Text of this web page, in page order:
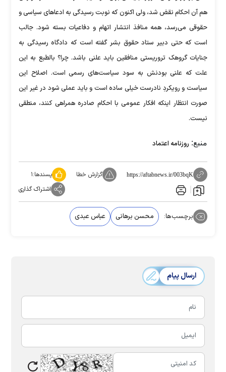
هم آن احکام نقض شد، ولی اکنون که نوبت رسیدگی به ادعا‌های سیاسی و
حقوقی می‌رسد، همه منافذ انتشار اتهام و دفاعیات بسته شود. جالب
است که حتی دبیر ستاد حقوق بشر گفته است که دادگاه رسیدگی به
جنایات گروهک تروریستی منافقین باید علنی باشد. چرا؟ بالطبع به این
علت که علنی بودنش به سود سیاست‌های رسمی است. اصلاح این
سیاست و رویکردِ نادرست خیلی ساده است و باید عملی شود در غیر این
صورت انتظار اینکه افکار عمومی با احکام صادره همراهی کنند، منطقی
نیست.
منبع: روزنامه اعتماد
https://aftabnews.ir/003bqK گزارش خطا پسندها:۱
اشتراک گذاری
برچسب‌ها: محسن برهانی عباس عبدی
ارسال پیام